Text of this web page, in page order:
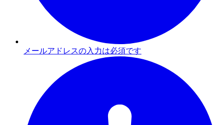
メールアドレスの入力は必須です